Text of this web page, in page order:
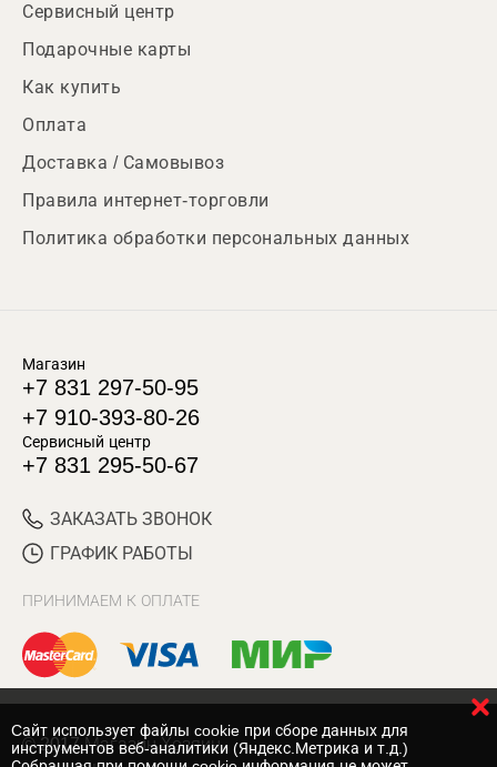
Сервисный центр
Подарочные карты
Как купить
Оплата
Доставка / Самовывоз
Правила интернет-торговли
Политика обработки персональных данных
Магазин
+7 831 297-50-95
+7 910-393-80-26
Сервисный центр
+7 831 295-50-67
ЗАКАЗАТЬ ЗВОНОК
ГРАФИК РАБОТЫ
ПРИНИМАЕМ К ОПЛАТЕ
© 2017 Магазин Хозяин
Cайт использует файлы cookie при сборе данных для
инструментов веб-аналитики (Яндекс.Метрика и т.д.)